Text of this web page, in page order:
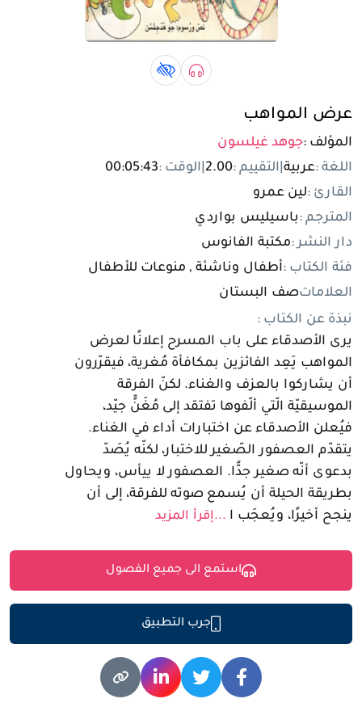
تسجيل الدخول
مستخدم جديد
صوتي bookكتاب لذوي الهمم book
عرض المواهب
المؤلف :جوهد غيلسون
اللغة :عربية التقييم :2.00 الوقت :00:05:43
القارئ :لين عمرو
المترجم :باسيليس بواردي
دار النشر :مكتبة الفانوس
فئة الكتاب :أطفال وناشئة , منوعات للأطفال
العلاماتصف البستان
نبذة عن الكتاب :
يرى الأصدقاء على باب المسرح إعلانًا لعرض
المواهب يَعِد الفائزين بمكافأة مُغرية، فيقرّرون
أن يشاركوا بالعزف والغناء. لكنّ الفرقة
الموسيقيّة الّتي ألّفوها تفتقد إلى مُغَنٍّ جيّد،
فيُعلن الأصدقاء عن اختبارات أداء في الغناء.
يتقدّم العصفور الصّغير للاختبار، لكنّه يُصَدّ
بدعوى أنّه صغير جدًّا. العصفور لا ييأس، ويحاول
بطريقة الحيلة أن يُسمع صوته للفرقة، إلى أن
ينجح أخيرًا، ويُعجَب ا ...إقرأ المزيد
استمع الى جميع الفصول
جرب التطبيق